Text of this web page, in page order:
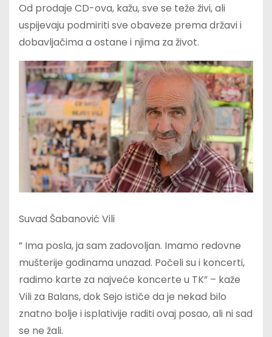
Od prodaje CD-ova, kažu, sve se teže živi, ali
uspijevaju podmiriti sve obaveze prema državi i
dobavljačima a ostane i njima za život.
Suvad Šabanović Vili
” Ima posla, ja sam zadovoljan. Imamo redovne
mušterije godinama unazad. Počeli su i koncerti,
radimo karte za najveće koncerte u TK” – kaže
Vili za Balans, dok Sejo ističe da je nekad bilo
znatno bolje i isplativije raditi ovaj posao, ali ni sad
se ne žali.